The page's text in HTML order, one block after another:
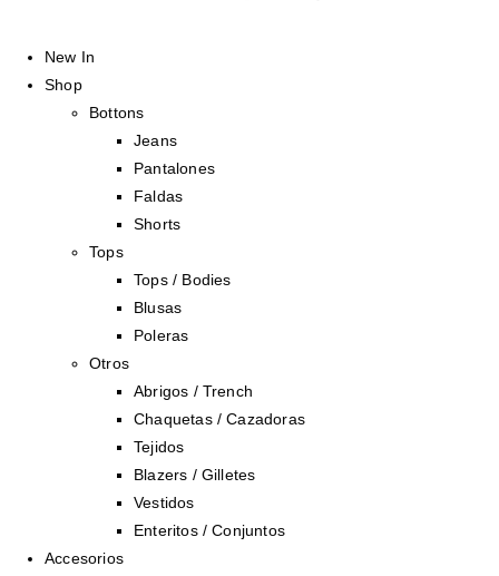
New In
Shop
Bottons
Jeans
Pantalones
Faldas
Shorts
Tops
Tops / Bodies
Blusas
Poleras
Otros
Abrigos / Trench
Chaquetas / Cazadoras
Tejidos
Blazers / Gilletes
Vestidos
Enteritos / Conjuntos
Accesorios